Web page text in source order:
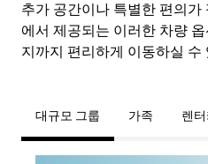
추가 공간이나 특별한 편의
에서 제공되는 이러한 차량
지까지 편리하게 이동하실 수
대규모 그룹 가족 렌